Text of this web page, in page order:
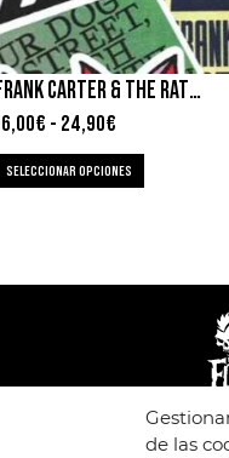
de las
FRANK CARTER & THE RATTLESNAKES – STICKY
€ - 24,90€
SELECCIONAR OPCIONES